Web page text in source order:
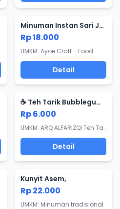
Minuman Instan Sari Jahe Merah 100 gram
Rp 18.000
UMKM: Ayoe Craft - Food
Detail
☕ Teh Tarik Bubblegum ☕
Rp 6.000
UMKM: ARQ ALFARIZQI Teh Tarik Cuzee
Detail
Kunyit Asem,
Rp 22.000
UMKM: Minuman tradisional